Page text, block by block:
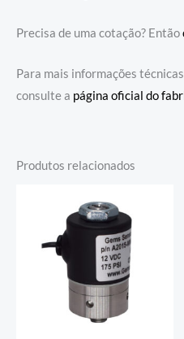
Precisa de uma cotação? Então
Para mais informações
consulte a página oficial do
Produtos relacionados